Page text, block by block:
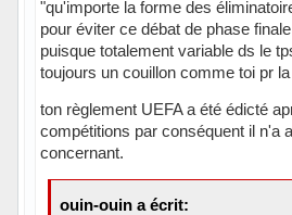
"qu'importe la forme des
pour éviter ce débat de phase
puisque totalement variable ds le
toujours un couillon comme toi pr
ton règlement UEFA a été édicté
compétitions par conséquent il n'a
concernant.
ouin-ouin a écrit: